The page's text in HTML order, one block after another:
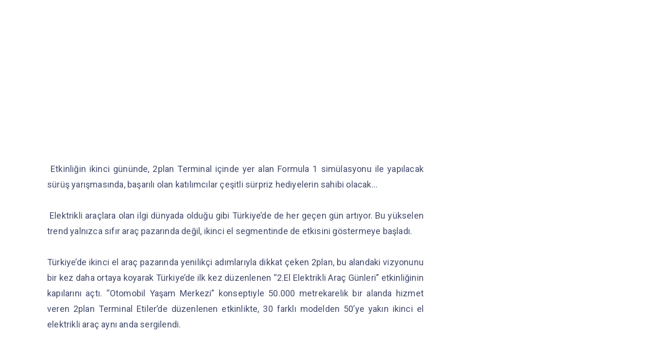
Etkinliğin ikinci gününde, 2plan Terminal içinde yer alan Formula 1 simülasyonu ile yapılacak
sürüş yarışmasında, başarılı olan katılımcılar çeşitli sürpriz hediyelerin sahibi olacak…
Elektrikli araçlara olan ilgi dünyada olduğu gibi Türkiye’de de her geçen gün artıyor. Bu yükselen
trend yalnızca sıfır araç pazarında değil, ikinci el segmentinde de etkisini göstermeye başladı.
Türkiye’de ikinci el araç pazarında yenilikçi adımlarıyla dikkat çeken 2plan, bu alandaki vizyonunu
bir kez daha ortaya koyarak Türkiye’de ilk kez düzenlenen “2.El Elektrikli Araç Günleri” etkinliğinin
kapılarını açtı. “Otomobil Yaşam Merkezi” konseptiyle 50.000 metrekarelik bir alanda hizmet
veren 2plan Terminal Etiler’de düzenlenen etkinlikte, 30 farklı modelden 50’ye yakın ikinci el
elektrikli araç aynı anda sergilendi.